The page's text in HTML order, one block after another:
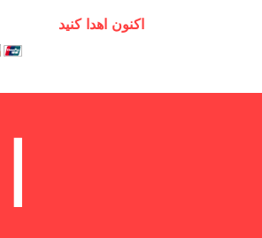
اکنون اهدا کنید